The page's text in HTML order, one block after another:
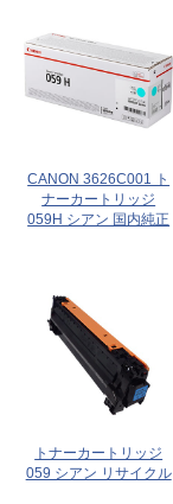
CANON 3626C001 ト
ナーカートリッジ
059H シアン 国内純正
トナーカートリッジ
059 シアン リサイクル